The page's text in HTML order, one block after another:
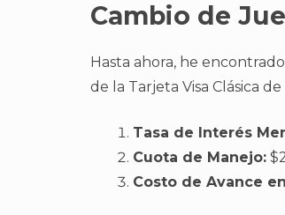
Cambio de
Hasta ahora, he
de la Tarjeta Visa Clásica
Tasa de Interés
Cuota de Manejo:
Costo de Avance